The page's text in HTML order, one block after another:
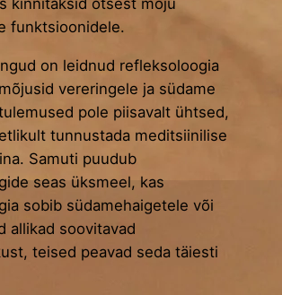
funktsioonidele.
on leidnud refleksoloogia
vereringele ja südame
pole piisavalt ühtsed,
tunnustada meditsiinilise
Samuti puudub
seas üksmeel, kas
sobib südamehaigetele või
allikad soovitavad
teised peavad seda täiesti